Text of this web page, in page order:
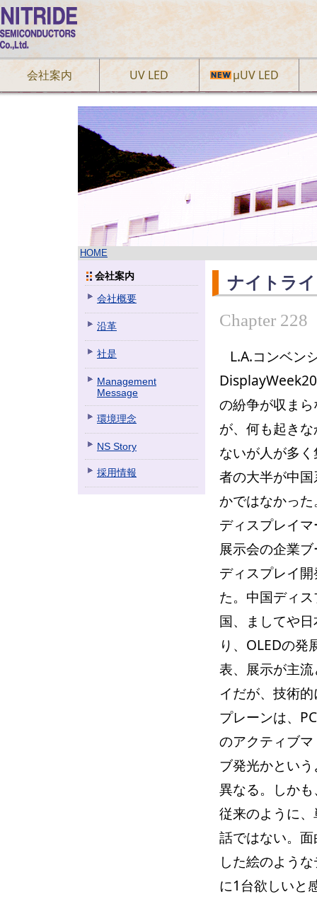
会社案内 UV LED µUV LED
HOME
会社案内
会社概要
沿革
社是
Management
Message
環境理念
NS Story
採用情報
ナイトラ
Chapter 228
L.A.コンベン
の紛争が収ま
が、何も起き
ないが人が多
者の大半が中
かではなかっ
ディスプレイ
展示会の企業
ディスプレイ
た。中国ディ
国、ましてや
り、OLEDの発
表、展示が主
イだが、技術
プレーンは、
のアクティブ
ブ発光かとい
異なる。しか
従来のように
話ではない。
した絵のよう
に1台欲しいと